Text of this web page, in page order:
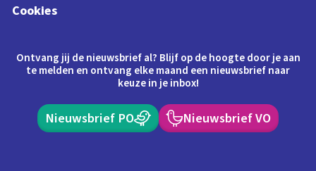
Cookies
Ontvang jij de nieuwsbrief al? Blijf op de hoogte door je aan
te melden en ontvang elke maand een nieuwsbrief naar
keuze in je inbox!
Nieuwsbrief PO Nieuwsbrief VO